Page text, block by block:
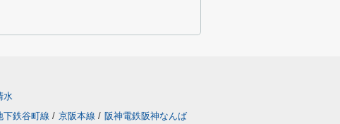
水
下鉄谷町線 / 京阪本線 / 阪神電鉄阪神なんば